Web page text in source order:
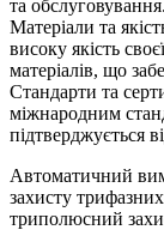
та обслуговування.
Матеріали та
високу якість
матеріалів, що
Стандарти та
міжнародним
підтверджується
Автоматичний
захисту
триполюсний